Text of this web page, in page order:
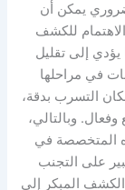
يمكن أن
للكشف
يؤدي إلى تقليل
في مراحلها
التسرب بدقة،
وبالتالي،
المتخصصة في
على التجنب
المبكر إلى